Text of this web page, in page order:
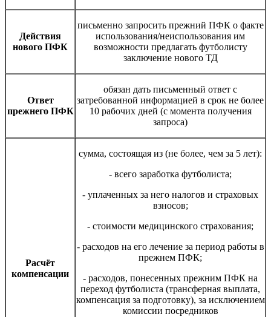
Действия
нового ПФК
письменно запросить прежний ПФК о факте
использования/неиспользования им
возможности предлагать футболисту
заключение нового ТД
Ответ
прежнего ПФК
обязан дать письменный ответ с
затребованной информацией в срок не более
10 рабочих дней (с момента получения
запроса)
Расчёт
компенсации
сумма, состоящая из (не более, чем за 5 лет):
- всего заработка футболиста;
- уплаченных за него налогов и страховых
взносов;
- стоимости медицинского страхования;
- расходов на его лечение за период работы в
прежнем ПФК;
- расходов, понесенных прежним ПФК на
переход футболиста (трансферная выплата,
компенсация за подготовку), за исключением
комиссии посредников